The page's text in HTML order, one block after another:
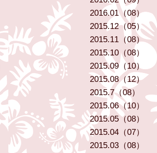
2016.01（08）
2015.12（05）
2015.11（08）
2015.10（08）
2015.09（10）
2015.08（12）
2015.7（08）
2015.06（10）
2015.05（08）
2015.04（07）
2015.03（08）